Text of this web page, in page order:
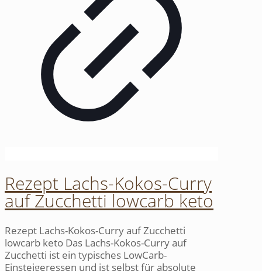
Rezept Lachs-Kokos-Curry
auf Zucchetti lowcarb keto
Rezept Lachs-Kokos-Curry auf Zucchetti
lowcarb keto Das Lachs-Kokos-Curry auf
Zucchetti ist ein typisches LowCarb-
Einsteigeressen und ist selbst für absolute